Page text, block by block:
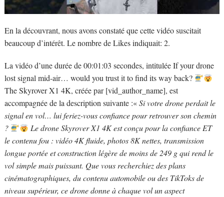
En la découvrant, nous avons constaté que cette vidéo suscitait
beaucoup d’intérêt. Le nombre de Likes indiquait: 2.
La vidéo d’une durée de 00:01:03 secondes, intitulée If your drone
lost signal mid-air… would you trust it to find its way back?
The Skyrover X1 4K, créée par [vid_author_name], est
accompagnée de la description suivante :«Si votre drone perdait le
signal en vol… lui feriez-vous confiance pour retrouver son chemin
?
Le drone Skyrover X1 4K est conçu pour la confiance ET
le contenu fou : vidéo 4K fluide, photos 8K nettes, transmission
longue portée et construction légère de moins de 249 g qui rend le
vol simple mais puissant. Que vous recherchiez des plans
cinématographiques, du contenu automobile ou des TikToks de
niveau supérieur, ce drone donne à chaque vol un aspect